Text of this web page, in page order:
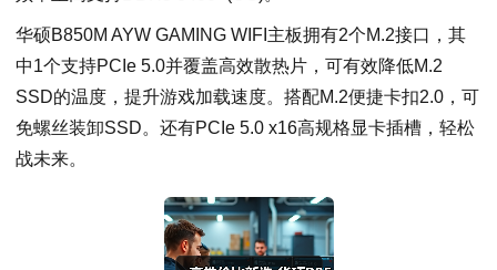
华硕B850M AYW GAMING WIFI主板拥有2个M.2接口，其
中1个支持PCIe 5.0并覆盖高效散热片，可有效降低M.2
SSD的温度，提升游戏加载速度。搭配M.2便捷卡扣2.0，可
免螺丝装卸SSD。还有PCIe 5.0 x16高规格显卡插槽，轻松
战未来。